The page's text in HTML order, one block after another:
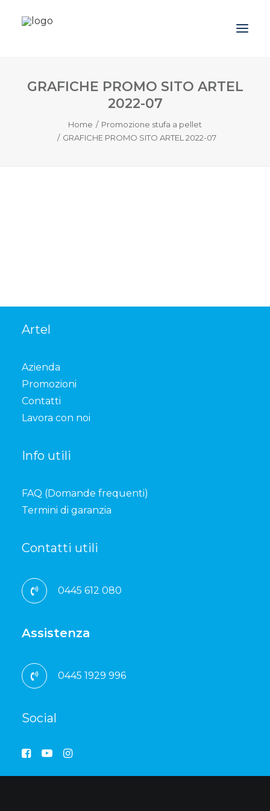
Azienda
Promozioni
GRAFICHE PROMO SITO ARTEL
2022-07
Home
Promozione stufa a pellet
GRAFICHE PROMO SITO ARTEL 2022-07
Artel
Azienda
Promozioni
Contatti
Lavora con noi
Info utili
FAQ (Domande frequenti)
Termini di garanzia
Contatti utili
0445 612 080
Assistenza
0445 1929 996
Social